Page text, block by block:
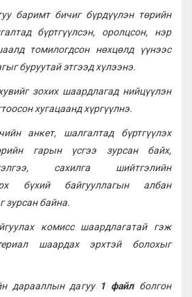
баримт бичиг бүрдүүлэн төрийн
бүртгүүлсэн, оролцсон, нэр
томилогдсон нөхцөлд үүнээс
буруутай этгээд хүлээнэ.
зохих шаардлагад нийцүүлэн
хугацаанд хүргүүлнэ.
анкет, шалгалтад бүртгүүлэх
гарын үсгээ зурсан байх,
сахилга шийтгэлийн
бүхий байгууллагын албан
зурсан байна.
комисс шаардлагатай гэж
шаардах эрхтэй болохыг
дарааллын дагуу 1 файлболгон